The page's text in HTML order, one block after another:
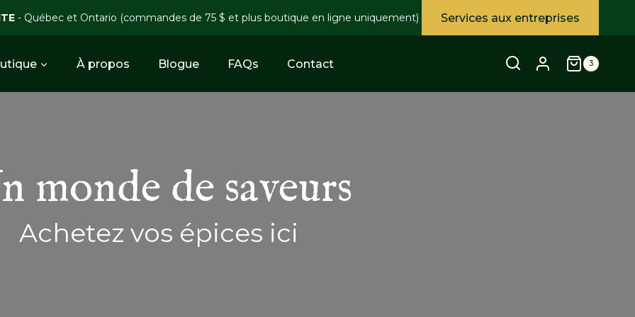
- Québec et Ontario (commandes de 75 $ et plus boutique en ligne uniquement) Services aux entreprises
À propos Blogue FAQs Contact 3
monde de saveurs
Achetez vos épices ici